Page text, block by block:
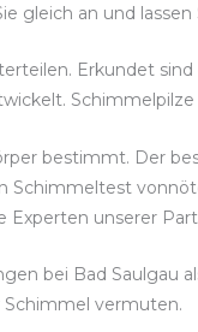
gleich an und
Erkundet
bestimmt. Der
Schimmeltest
Experten unserer
bei Bad Saulgau
Schimmel vermuten.